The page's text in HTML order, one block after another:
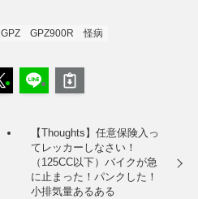
GPZ GPZ900R 怪病
【Thoughts】任意保険入っ
てレッカーしなさい！
（125CC以下）バイクが急
に止まった！パンクした！
小排気量あるある